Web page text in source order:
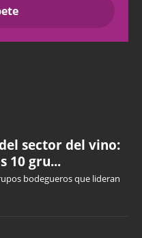
sector del vino:
10 gru...
bodegueros que lideran